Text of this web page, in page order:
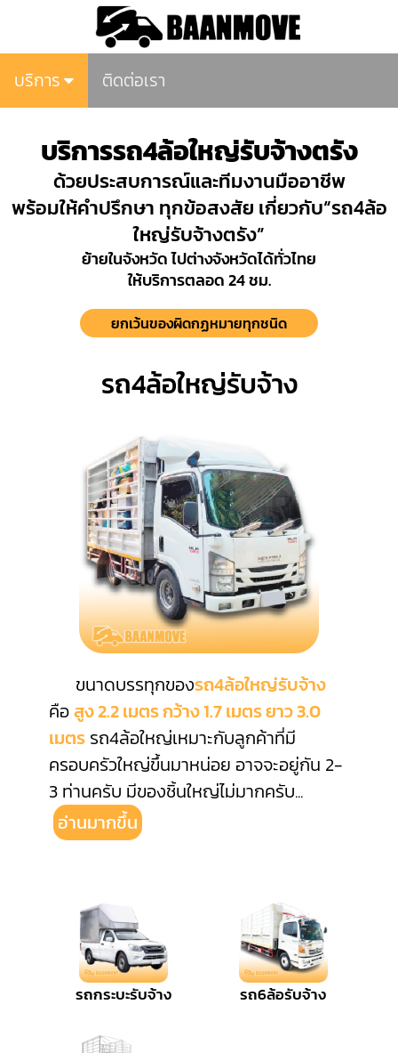
บริการ ติดต่อเรา
บริการรถ4ล้อใหญ่รับจ้างตรัง
ด้วยประสบการณ์และทีมงานมืออาชีพ
พร้อมให้คำปรึกษา ทุกข้อสงสัย เกี่ยวกับ“รถ4ล้อ
ใหญ่รับจ้างตรัง”
ย้ายในจังหวัด ไปต่างจังหวัดได้ทั่วไทย
ให้บริการตลอด 24 ชม.
ยกเว้นของผิดกฏหมายทุกชนิด
รถ4ล้อใหญ่รับจ้าง
ขนาดบรรทุกของรถ4ล้อใหญ่รับจ้าง
คือสูง 2.2 เมตร กว้าง 1.7 เมตร ยาว 3.0
เมตรรถ4ล้อใหญ่เหมาะกับลูกค้าที่มี
ครอบครัวใหญ่ขึ้นมาหน่อย อาจจะอยู่กัน 2-
3 ท่านครับ มีของชิ้นใหญ่ไม่มากครับ...
อ่านมากขึ้น
รถกระบะรับจ้าง รถ6ล้อรับจ้าง